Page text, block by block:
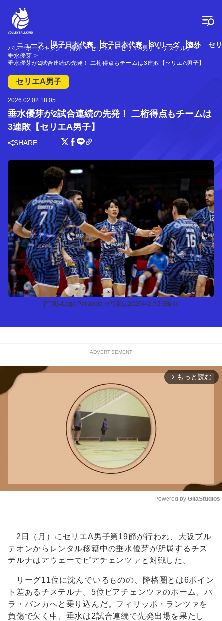
ニュース 男子日本代表 女子日本代表 SVリーグ 海外 セ
バレーボールキング 海外 セリエA セリエA男子
チステルナ
垂水優芽
垂水優芽が2試合連続の先発！ 二桁得点もチームは3連敗【セリエA男子】
セリエA男子
2026.02.02 18:05
垂水優芽が2試合連続の先発！ 二桁得点もチームは
3連敗【セリエA男子】
SHARE
[写真]=Lega Pallavolo ※写真は2026年2月2日撮影
ADVERTISEMENT
arrow_forward_ios もっと読む
Powered by GliaStudios
2日（月）にセリエA男子第19節が行われ、大阪ブル
テオンからレンタル移籍中の垂水優芽が所属するチス
テルナはアウェーでピアチェンツァと対戦した。
リーグ11位に沈んでいるものの、降格圏とは6ポイン
ト差あるチステルナ。5位ピアチェンツァのホーム、パ
ラ・バンカへと乗り込んだ。フィリッポ・ランツァを
負傷で欠く中、垂水は2試合連続で先発出場を果たし